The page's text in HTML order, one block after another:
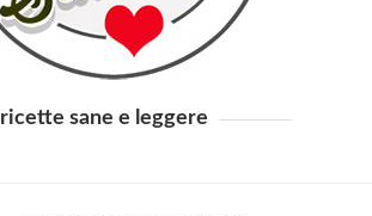
ricette sane e leggere